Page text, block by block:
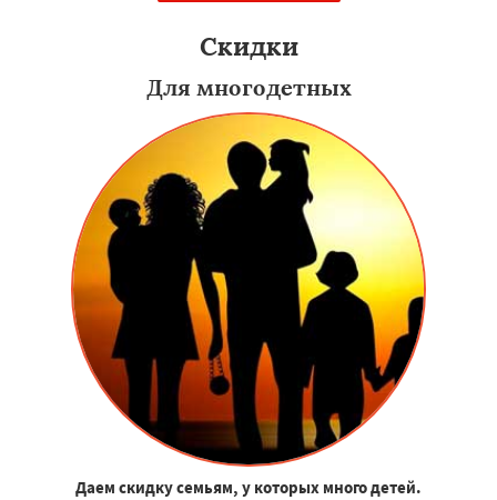
Скидки
Для многодетных
Даем скидку семьям, у которых много детей.